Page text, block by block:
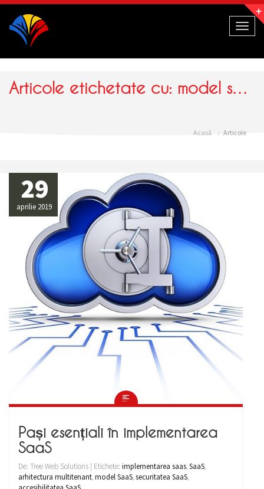
Navigație
Articole etichetate cu: model saas
Acasă Articole
29
aprilie 2019
Pași esențiali în implementarea
SaaS
De: Tree Web Solutions | Etichete: implementarea saas,SaaS,
arhitectura multitenant,model SaaS,securitatea SaaS,